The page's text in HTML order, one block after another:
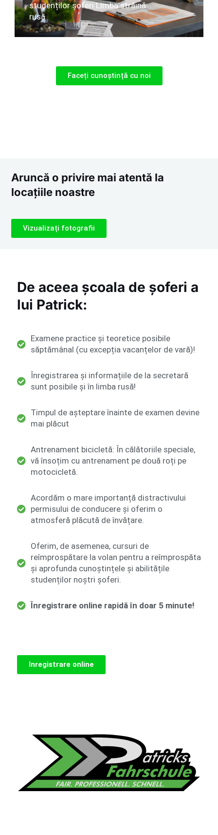
studenților șoferi Limba străină:
rusă
Faceți cunoștință cu noi
Aruncă o privire mai atentă la
locațiile noastre
Vizualizați fotografii
De aceea școala de șoferi a
lui Patrick:
Examene practice și teoretice posibile
săptămânal (cu excepția vacanțelor de vară)!
Înregistrarea și informațiile de la secretară
sunt posibile și în limba rusă!
Timpul de așteptare înainte de examen devine
mai plăcut
Antrenament bicicletă: În călătoriile speciale,
vă însoțim cu antrenament pe două roți pe
motocicletă.
Acordăm o mare importanță distractivului
permisului de conducere și oferim o
atmosferă plăcută de învățare.
Oferim, de asemenea, cursuri de
reîmprospătare la volan pentru a reîmprospăta
și aprofunda cunoștințele și abilitățile
studenților noștri șoferi.
Înregistrare online rapidă în doar 5 minute!
Inregistrare online